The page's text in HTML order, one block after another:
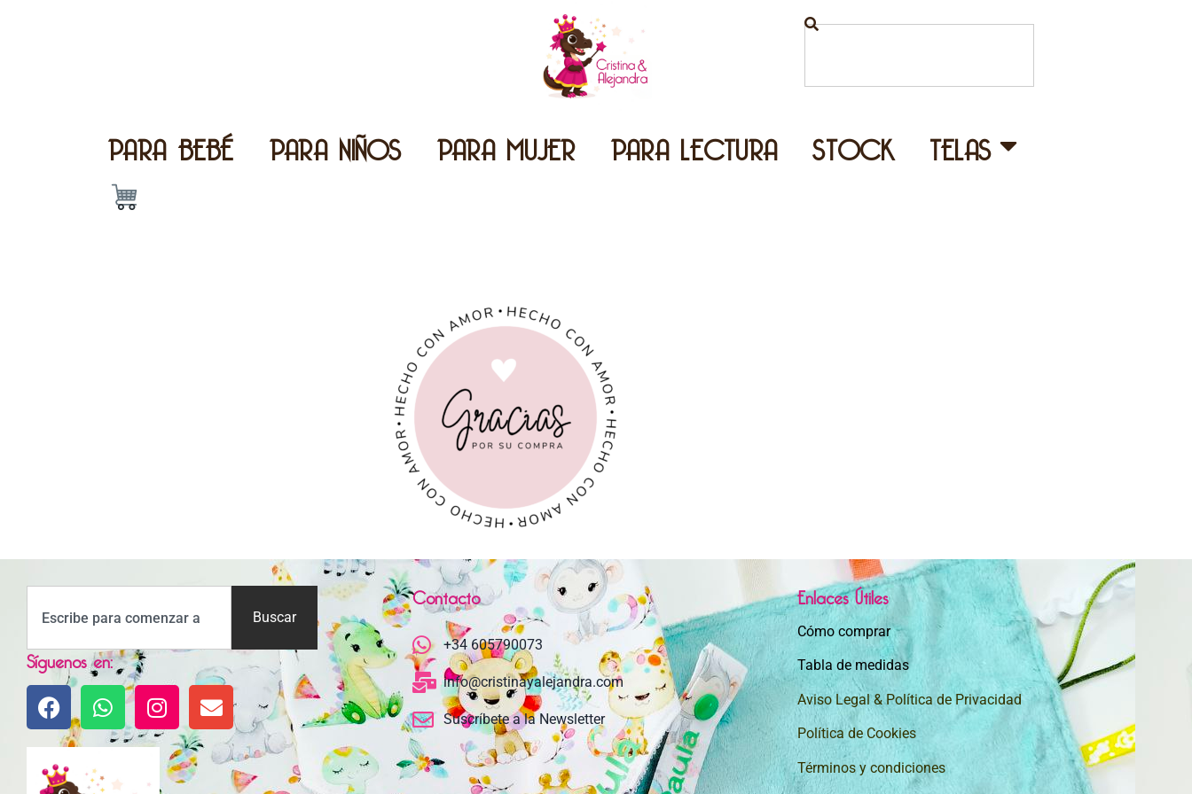
PARA BEBÉ PARA NIÑOS PARA MUJER PARA LECTURA STOCK TELAS
Buscar
Síguenos en:
Contacto
+34 605790073
info@cristinayalejandra.com
Suscríbete a la Newsletter
Enlaces Útiles
Cómo comprar
Tabla de medidas
Aviso Legal & Política de Privacidad
Política de Cookies
Términos y condiciones